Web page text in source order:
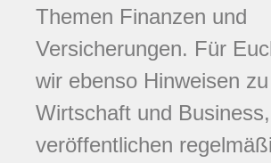
Themen Finanzen und
Versicherungen. Für
wir ebenso Hinweisen zu
Wirtschaft und Business,
veröffentlichen